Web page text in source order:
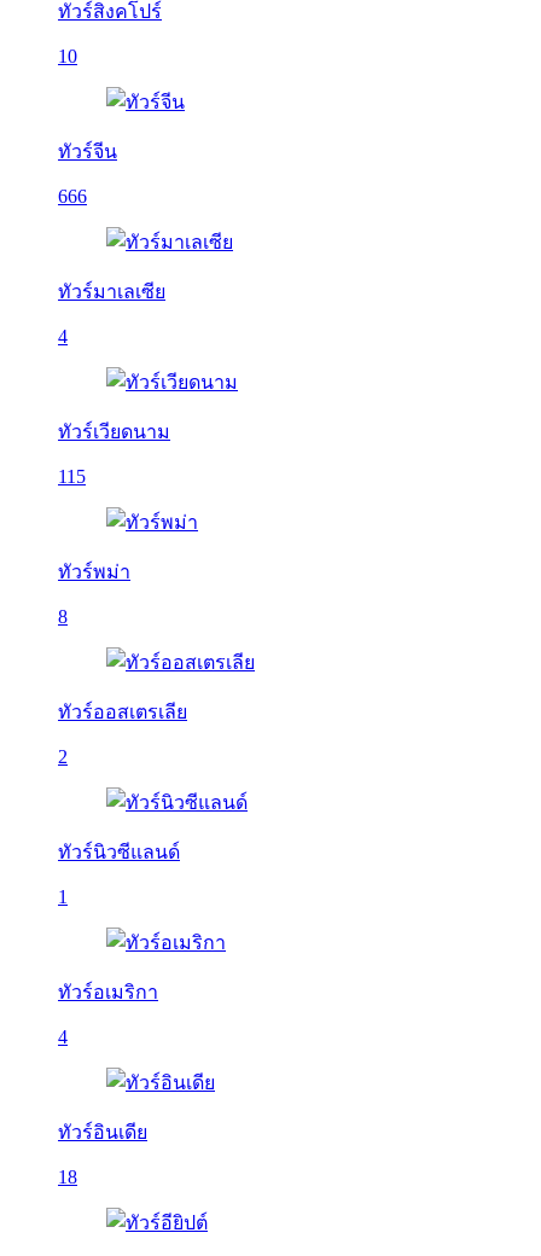
ทัวร์สิงคโปร์
10
ทัวร์จีน
666
ทัวร์มาเลเซีย
4
ทัวร์เวียดนาม
115
ทัวร์พม่า
8
ทัวร์ออสเตรเลีย
2
ทัวร์นิวซีแลนด์
1
ทัวร์อเมริกา
4
ทัวร์อินเดีย
18